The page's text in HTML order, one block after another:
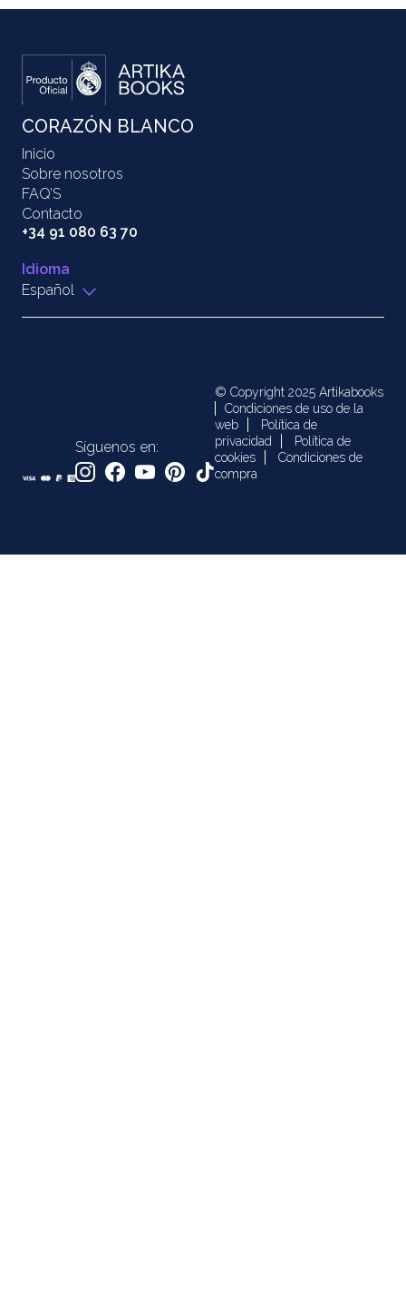
CORAZÓN BLANCO
Inicio
Sobre nosotros
FAQ’S
Contacto
+34 91 080 63 70
Idioma
Español
Síguenos en:
© Copyright 2025 Artikabooks
Condiciones de uso de la
web
Política de
privacidad
Política de
cookies
Condiciones de
compra